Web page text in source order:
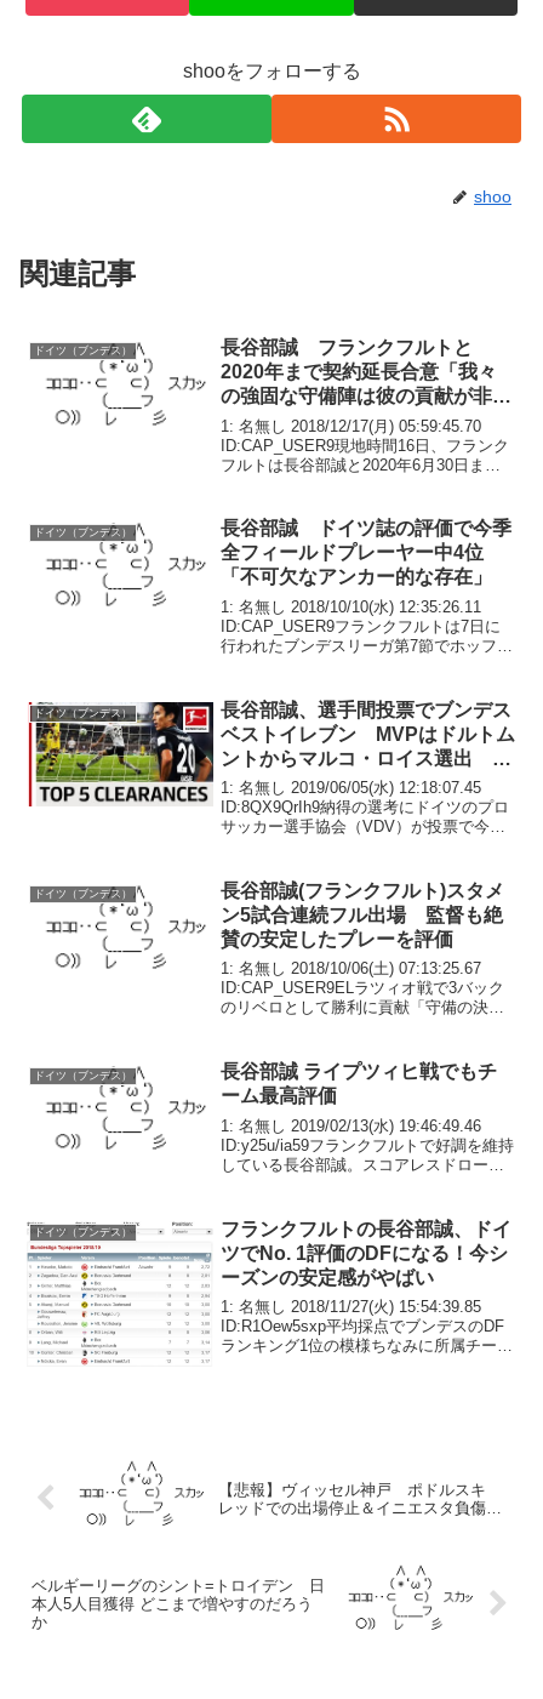
shooをフォローする
shoo
関連記事
ドイツ（ブンデス）
長谷部誠 フランクフルトと
2020年まで契約延長合意「我々
の強固な守備陣は彼の貢献が非常
に大きい。またピッチ外でも非常
に模範となる選手だ」
1: 名無し 2018/12/17(月) 05:59:45.70
ID:CAP_USER9現地時間16日、フランク
フルトは長谷部誠と2020年6月30日まで
れでもう1年...
ドイツ（ブンデス）
長谷部誠 ドイツ誌の評価で今季
全フィールドプレーヤー中4位
「不可欠なアンカー的な存在」
1: 名無し 2018/10/10(水) 12:35:26.11
ID:CAP_USER9フランクフルトは7日に
行われたブンデスリーガ第7節でホッフェ
ィアが高く評価...
ドイツ（ブンデス）
長谷部誠、選手間投票でブンデス
ベストイレブン MVPはドルトム
ントからマルコ・ロイス選出 シ
ーズン最優秀監督はフランクフル
トのアディ・ヒュッター
1: 名無し 2019/06/05(水) 12:18:07.45
ID:8QX9QrIh9納得の選考にドイツのプロ
サッカー選手協会（VDV）が投票で今シ
連覇で幕を閉じ...
ドイツ（ブンデス）
長谷部誠(フランクフルト)スタメ
ン5試合連続フル出場 監督も絶
賛の安定したプレーを評価
1: 名無し 2018/10/06(土) 07:13:25.67
ID:CAP_USER9ELラツィオ戦で3バック
のリベロとして勝利に貢献「守備の決定
4日のUEFAヨ...
ドイツ（ブンデス）
長谷部誠 ライプツィヒ戦でもチ
ーム最高評価
1: 名無し 2019/02/13(水) 19:46:49.46
ID:y25u/ia59フランクフルトで好調を維持
している長谷部誠。スコアレスドローに
れ、ドイツの...
ドイツ（ブンデス）
フランクフルトの長谷部誠、ドイ
ツでNo. 1評価のDFになる！今シ
ーズンの安定感がやばい
1: 名無し 2018/11/27(火) 15:54:39.85
ID:R1Oew5sxp平均採点でブンデスのDF
ランキング1位の模様ちなみに所属チーム
【悲報】ヴィッセル神戸 ポドルスキ
レッドでの出場停止＆イニエスタ負傷…
ベルギーリーグのシント=トロイデン 日
本人5人目獲得 どこまで増やすのだろう
か